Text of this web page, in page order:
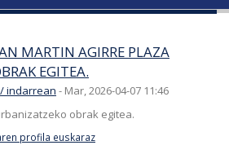
MARTIN AGIRRE PLAZA
EGITEA.
indarrean - Mar, 2026-04-07 11:46
obrak egitea.
profila euskaraz